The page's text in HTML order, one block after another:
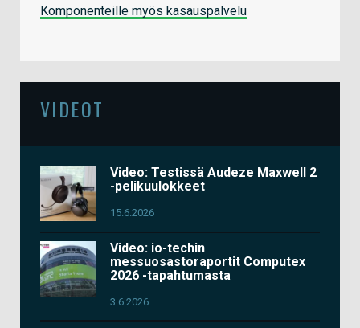
Komponenteille myös kasauspalvelu
VIDEOT
Video: Testissä Audeze Maxwell 2
-pelikuulokkeet
15.6.2026
Video: io-techin
messuosastoraportit Computex
2026 -tapahtumasta
3.6.2026